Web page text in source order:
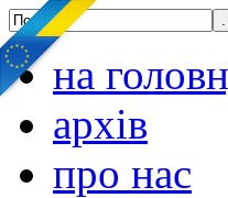
на
архів
про нас